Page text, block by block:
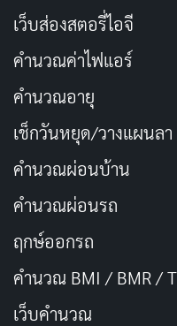
ครีมสูตรนี้ผสานสารสำคัญ
Phytosphingosine,
ยับยั้งเชื้อแบคทีเรีย
อักเสบ พร้อมทั้งมี
สิว และ Niacinamide ค
เว็บส่องสตอรี่ไอจี
คำนวณค่าไฟแอร์
คำนวณอายุ
เช็กวันหยุด/วางแผนลา
คำนวณผ่อนบ้าน
คำนวณผ่อนรถ
ฤกษ์ออกรถ
คำนวณ BMI / BMR /
เว็บคํานวณ